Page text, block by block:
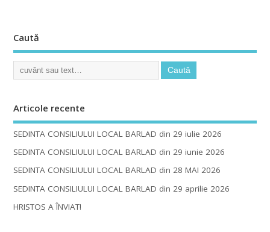
Caută
Articole recente
SEDINTA CONSILIULUI LOCAL BARLAD din 29 iulie 2026
SEDINTA CONSILIULUI LOCAL BARLAD din 29 iunie 2026
SEDINTA CONSILIULUI LOCAL BARLAD din 28 MAI 2026
SEDINTA CONSILIULUI LOCAL BARLAD din 29 aprilie 2026
HRISTOS A ÎNVIAT!